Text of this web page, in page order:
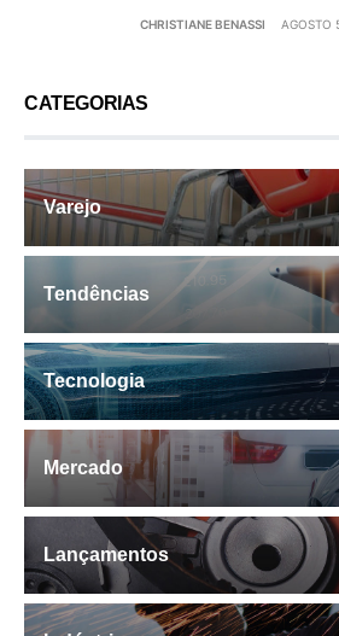
CHRISTIANE BENASSI AGOSTO
CATEGORIAS
Varejo
Tendências
Tecnologia
Mercado
Lançamentos